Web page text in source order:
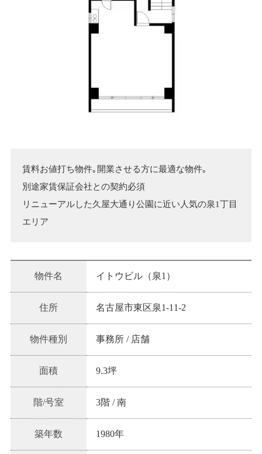
賃料お値打ち物件｡開業させる方に最適な物件｡
別途家賃保証会社との契約必須
リニューアルした久屋大通り公園に近い人気の泉1丁目
エリア
物件名 イトウビル（泉1）
住所 名古屋市東区泉1-11-2
物件種別 事務所 / 店舗
面積 9.3坪
階/号室 3階/南
築年数 1980年